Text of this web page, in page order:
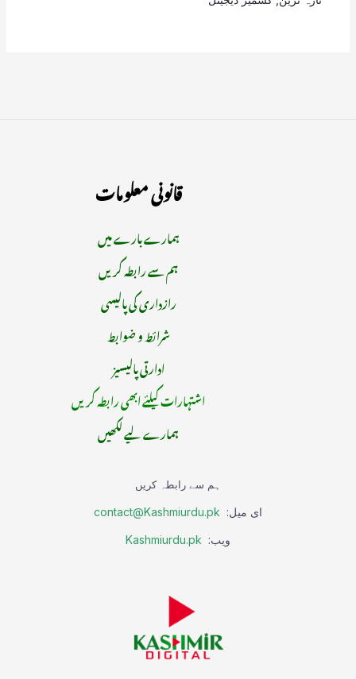
قانونی معلومات
ہمارے بارے میں
ہم سے رابطہ کریں
رازداری کی پالیسی
شرائط و ضوابط
ادارتی پالیسیز
اشتہارات کیلئے ابھی رابطہ کریں
ہمارے لیے لکھیں
ہم سے رابطہ کریں
ای میل: contact@Kashmiurdu.pk
ویب: Kashmiurdu.pk